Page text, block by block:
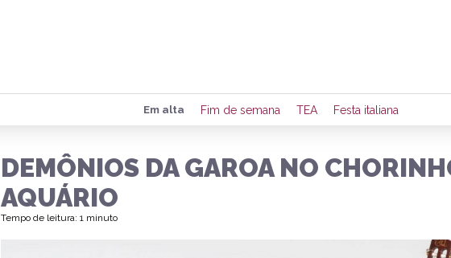
Preencha seus dados para
de eventos e notícias da
Em alta Fim de semana TEA Festa italiana
DEMÔNIOS DA GAROA NO
AQUÁRIO
Tempo de leitura: 1 minuto